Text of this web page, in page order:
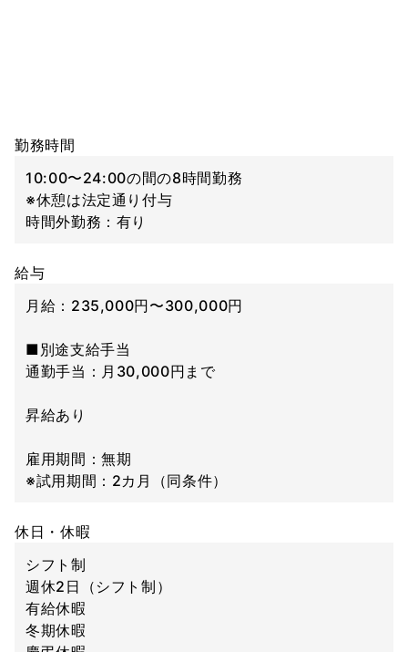
勤務時間
10:00〜24:00の間の8時間勤務
※休憩は法定通り付与
時間外勤務：有り
給与
月給：235,000円〜300,000円
■別途支給手当
通勤手当：月30,000円まで
昇給あり
雇用期間：無期
※試用期間：2カ月（同条件）
休日・休暇
シフト制
週休2日（シフト制）
有給休暇
冬期休暇